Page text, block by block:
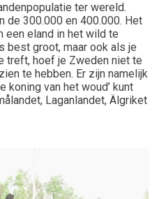
ter wereld.
de 300.000 en 400.000. Het
een eland in het wild te
best groot, maar ook als je
treft, hoef je Zweden niet te
te hebben. Er zijn namelijk
koning van het woud’ kunt
, Laganlandet, Älgriket